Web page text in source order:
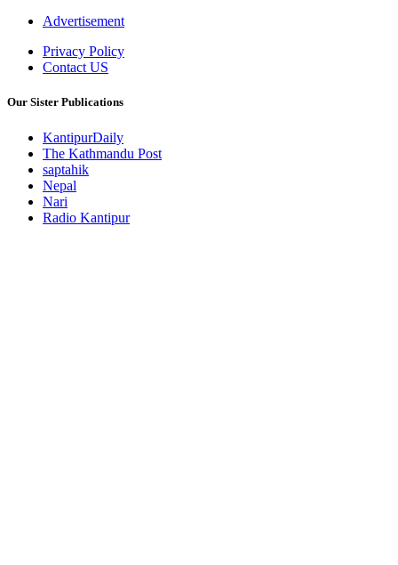
Advertisement
Privacy Policy
Contact US
Our Sister Publications
KantipurDaily
The Kathmandu Post
saptahik
Nepal
Nari
Radio Kantipur